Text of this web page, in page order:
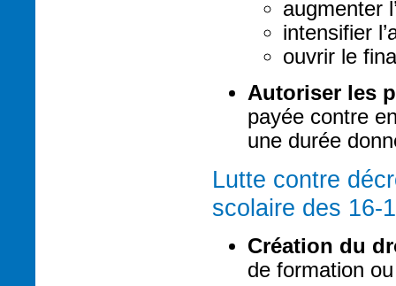
augmenter
intensifier
ouvrir le
Autoriser les
payée contre
une durée
Lutte contre
scolaire des 16-
Création du
de formation ou